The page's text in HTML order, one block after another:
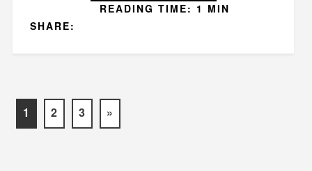
SHARE:
READING TIME: 1 MIN
1 2 3 »